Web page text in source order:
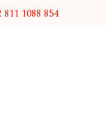
811 1088 854